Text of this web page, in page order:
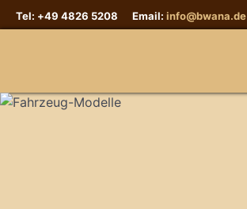
Tel: +49 4826 5208 Email: info@bwana.de